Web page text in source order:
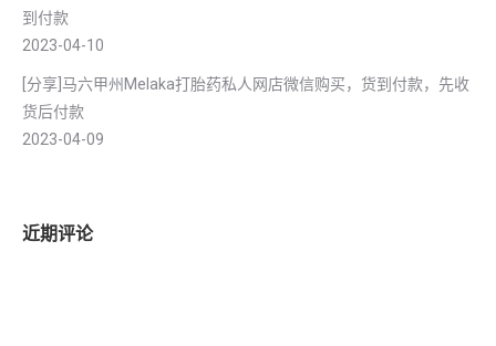
到付款
2023-04-10
[分享]马六甲州Melaka打胎药私人网店微信购买，货到付款，先收
货后付款
2023-04-09
近期评论